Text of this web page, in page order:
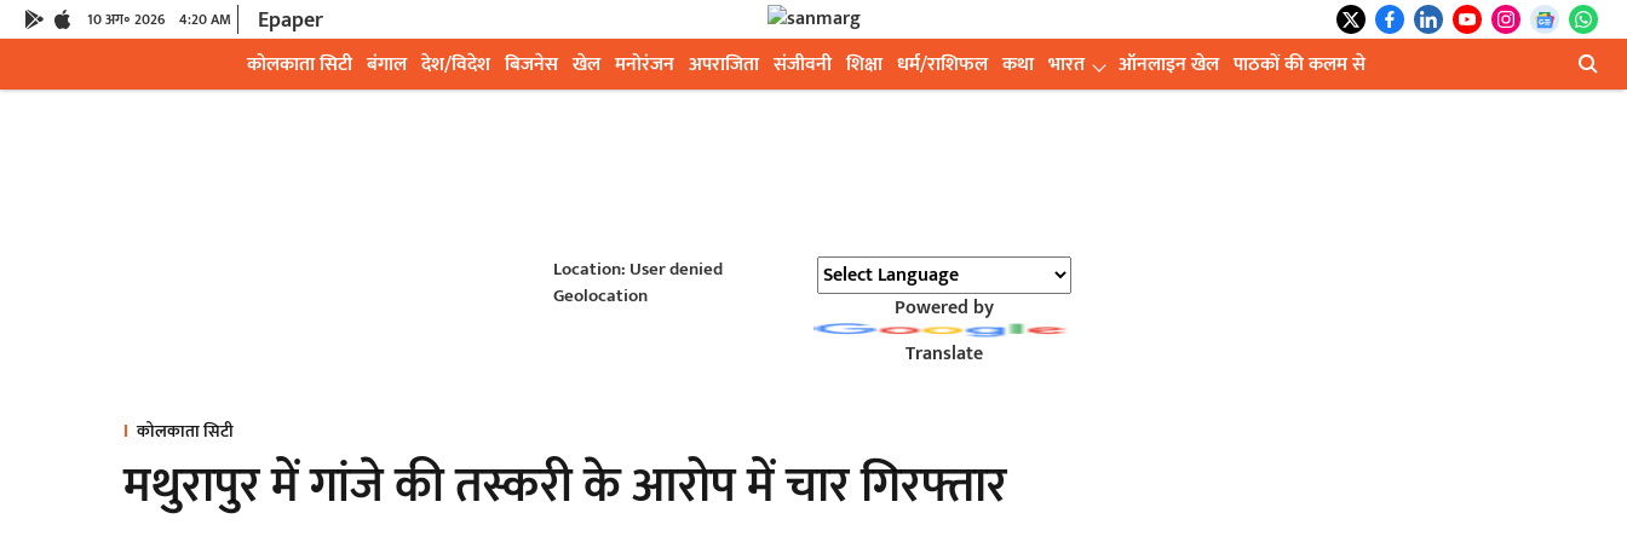
10 अग॰ 2026 4:20 AM Epaper
कोलकाता सिटी बंगाल देश/विदेश बिजनेस खेल मनोरंजन अपराजिता संजीवनी शिक्षा धर्म/राशिफल कथा भारत ऑनलाइन खेल पाठकों की कलम से
Location: User denied
Geolocation
Powered by
Translate
कोलकाता सिटी
मथुरापुर में गांजे की तस्करी के आरोप में चार गिरफ्तार